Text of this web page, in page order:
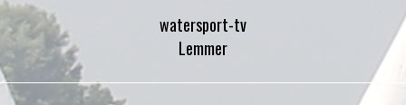
watersport-tv
Lemmer